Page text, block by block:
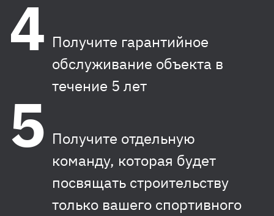
Получите гарантийное
обслуживание объекта в
течение 5 лет
Получите отдельную
команду, которая будет
посвящать строительству
только вашего спортивного